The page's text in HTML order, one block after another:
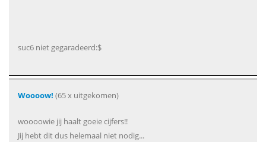
suc6 niet gegaradeerd:$
Woooow! (65 x uitgekomen)
woooowie jij haalt goeie cijfers!!
Jij hebt dit dus helemaal niet nodig...